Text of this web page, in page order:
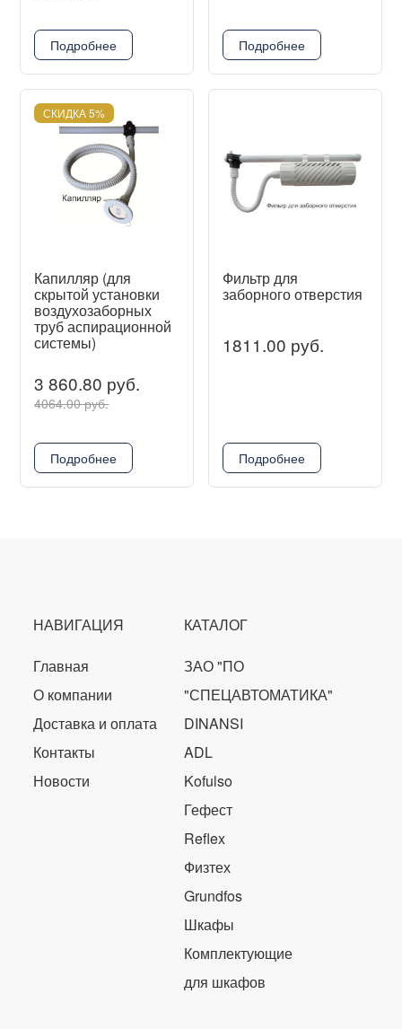
Подробнее Подробнее
СКИДКА 5%
Капилляр (для
скрытой установки
воздухозаборных
труб аспирационной
системы)
3 860.80 руб.
4064.00 руб.
Подробнее
Фильтр для
заборного отверстия
1811.00 руб.
Подробнее
НАВИГАЦИЯ
Главная
О компании
Доставка и оплата
Контакты
Новости
КАТАЛОГ
ЗАО "ПО
"СПЕЦАВТОМАТИКА"
DINANSI
ADL
Kofulso
Гефест
Reflex
Физтех
Grundfos
Шкафы
Комплектующие
для шкафов